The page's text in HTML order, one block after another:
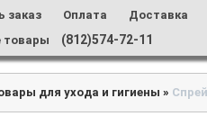
заказ Оплата Доставка
товары (812)574-72-11
для ухода и гигиены »